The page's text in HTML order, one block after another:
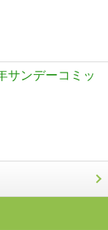
サンデーコミッ